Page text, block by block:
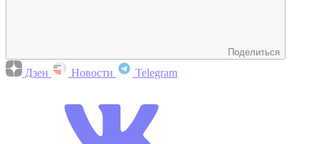
Поделиться
Дзен Новости Telegram